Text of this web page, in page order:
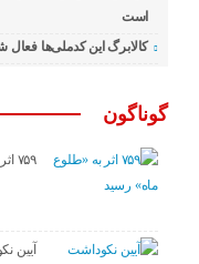
است
کالابرگ این کدملی‌ها فعال
گوناگون
۷۵۹ اثر به «طلوع ماه» رسید
آیین